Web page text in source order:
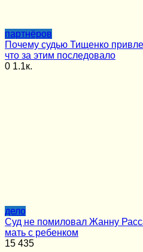
партнёров
Почему судью Тищенко
что за этим последовало
0 1.1к.
дело
Суд не помиловал Жанну
мать с ребенком
15 435